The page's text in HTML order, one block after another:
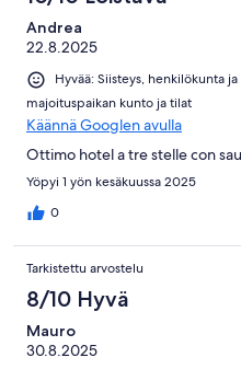
Andrea
22.8.2025
Hyvää: Siisteys, henkilökunta
majoituspaikan kunto ja tilat
Käännä Googlen avulla
Ottimo hotel a tre stelle con
Yöpyi 1 yön kesäkuussa 2025
0
Tarkistettu arvostelu
8/10 Hyvä
Mauro
30.8.2025